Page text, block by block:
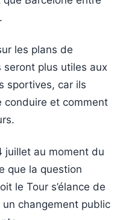
les plans de
plus utiles aux
sportives, car ils
conduire et comment
juillet au moment du
que la question
le Tour s’élance de
changement public